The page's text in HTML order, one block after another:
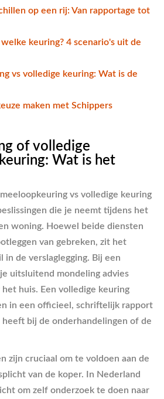
op een rij: Van rapportage tot
keuring? 4 scenario's uit de
vs volledige keuring: Wat is de
maken met Schippers
of volledige
Wat is het
vs volledige keuring
die je neemt tijdens het
woning. Hoewel beide diensten
van gebreken, zit het
de verslaglegging. Bij een
uitsluitend mondeling advies
huis. Een volledige keuring
in een officieel, schriftelijk rapport
bij de onderhandelingen of de
zijn cruciaal om te voldoen aan de
van de koper. In Nederland
om zelf onderzoek te doen naar